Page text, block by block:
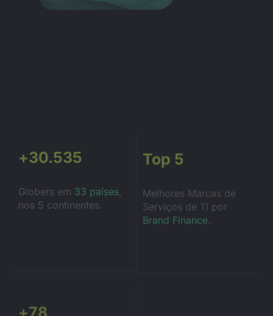
Globers em 33 países,
nos 5 continentes.
+31.100
Melhores Marcas de
Serviços de TI por
Brand Finance
Top 5